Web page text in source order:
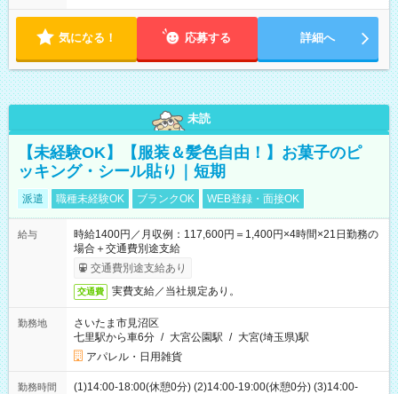
気になる！ 応募する 詳細へ
未読
【未経験OK】【服装＆髪色自由！】お菓子のピ
ッキング・シール貼り｜短期
派遣 職種未経験OK ブランクOK WEB登録・面接OK
給与
時給1400円／月収例：117,600円＝1,400円×4時間×21日勤務の
場合＋交通費別途支給
交通費別途支給あり
交通費 実費支給／当社規定あり。
勤務地
さいたま市見沼区
七里駅から車6分 / 大宮公園駅 / 大宮(埼玉県)駅
アパレル・日用雑貨
勤務時間
(1)14:00-18:00(休憩0分) (2)14:00-19:00(休憩0分) (3)14:00-